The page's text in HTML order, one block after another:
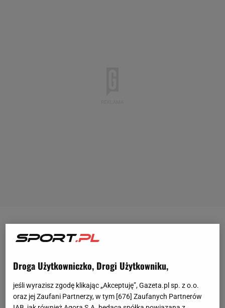
Międzynarodowego Komitetu Olimpijskiego.
Rosji na powrót do rywalizacji na różnych arenach.
Decyzja ta spotkała się z oburzeniem Ukraińców
oraz m.in. polskiego Ministerstwa Sportu i Turystyki.
Droga Użytkowniczko, Drogi Użytkowniku,
jeśli wyrazisz zgodę klikając „Akceptuję”, Gazeta.pl sp. z o.o.
oraz jej Zaufani Partnerzy, w tym [676] Zaufanych Partnerów